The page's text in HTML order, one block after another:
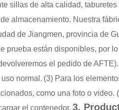
sillas de alta calidad,
almacenamiento. Nuestra
de Jiangmen, provincia de
prueba están disponibles, por
el pedido de AFTE).
normal. (3) Para los
como una foto o video.
el contenedor. 3.